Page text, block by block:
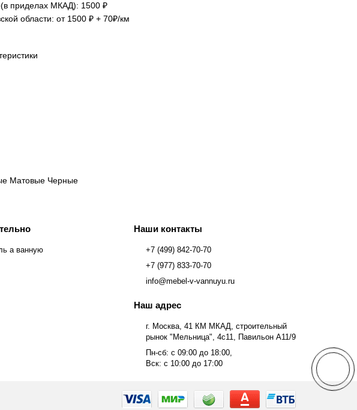
приделах МКАД): 1500 ₽
области: от 1500 ₽ + 70₽/км
Матовые Черные
а ванную
Наши контакты
+7 (499) 842-70-70
+7 (977) 833-70-70
info@mebel-v-vannuyu.ru
Наш адрес
г. Москва, 41 КМ МКАД, строительный
рынок "Мельница", 4с11, Павильон А11/9
Пн-сб: с 09:00 до 18:00,
Вск: с 10:00 до 17:00